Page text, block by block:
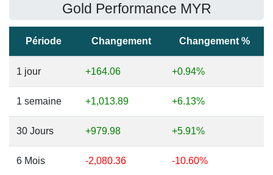
Gold Performance MYR
Période Changement Changement %
1 jour +164.06 +0.94%
1 semaine +1,013.89 +6.13%
30 Jours +979.98 +5.91%
6 Mois -2,080.36 -10.60%